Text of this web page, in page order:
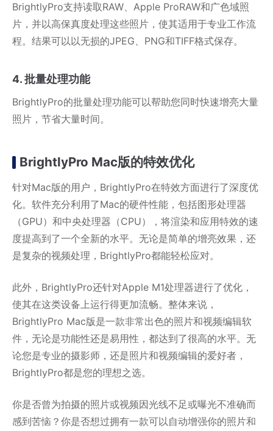
BrightlyPro支持读取RAW、Apple ProRAW和广色域照
片，并以高保真度处理这些照片，使其适用于专业工作流
程。结果可以以无损的JPEG、PNG和TIFF格式保存。
4. 批量处理功能
BrightlyPro的批量处理功能可以帮助您同时快速增亮大量
照片，节省大量时间。
BrightlyPro Mac版的特效优化
针对Mac版的用户，BrightlyPro在特效方面进行了深度优
化。软件充分利用了Mac的硬件性能，包括图形处理器
（GPU）和中央处理器（CPU），将渲染和应用特效的速
度提高到了一个全新的水平。无论是简单的增亮效果，还
是复杂的视频处理，BrightlyPro都能轻松应对。
此外，BrightlyPro还针对Apple M1处理器进行了优化，
使其在这类设备上运行得更加流畅。整体来说，
BrightlyPro Mac版是一款非常出色的照片和视频编辑软
件，无论是功能性还是易用性，都达到了很高的水平。无
论您是专业的摄影师，还是照片和视频编辑的爱好者，
BrightlyPro都是您的理想之选。
你是否曾为拍摄的照片或视频因光线不足或曝光不准确而
感到苦恼？你是否想过拥有一款可以自动增强你的照片和